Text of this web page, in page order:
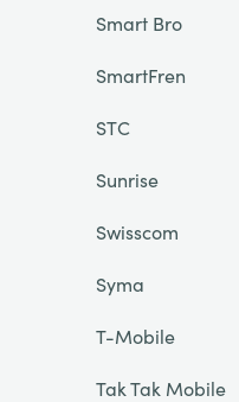
Smart Bro
SmartFren
STC
Sunrise
Swisscom
Syma
T-Mobile
Tak Tak Mobile